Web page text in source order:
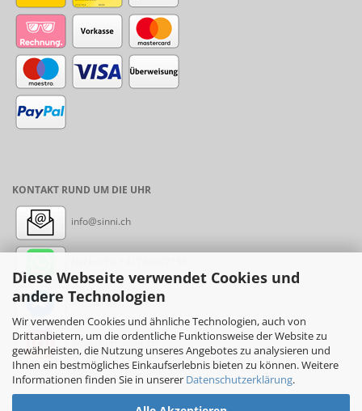
Diese Webseite verwendet Cookies und
andere Technologien
Wir verwenden Cookies und ähnliche Technologien, auch von
Drittanbietern, um die ordentliche Funktionsweise der Website zu
gewährleisten, die Nutzung unseres Angebotes zu analysieren und
Ihnen ein bestmögliches Einkaufserlebnis bieten zu können. Weitere
Informationen finden Sie in unserer Datenschutzerklärung.
KONTAKT RUND UM DIE UHR
info@sinni.ch
Messenger: sinni.ch
Instagram: sinni_ch